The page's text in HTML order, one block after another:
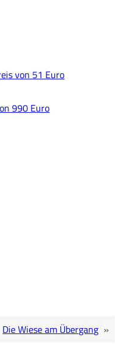
von 51 Euro
990 Euro
Die Wiese am Übergang »